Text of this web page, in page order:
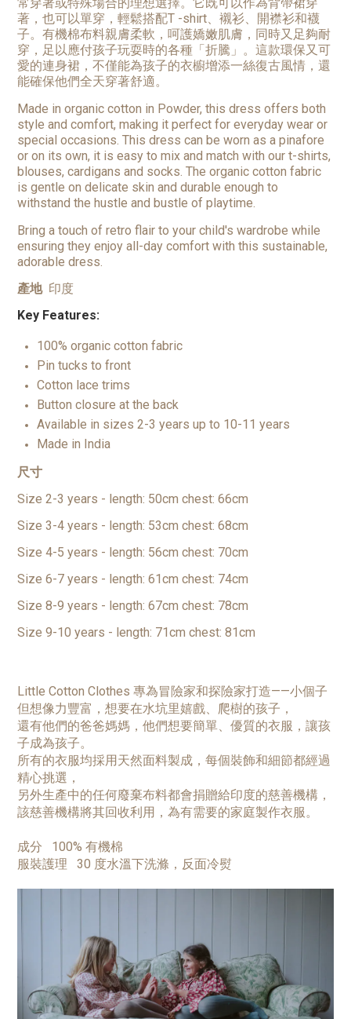
著，也可以單穿，輕鬆搭配T -shirt、襯衫、開襟衫和襪
子。有機棉布料親膚柔軟，呵護嬌嫩肌膚，同時又足夠耐
穿，足以應付孩子玩耍時的各種「折騰」。這款環保又可
愛的連身裙，不僅能為孩子的衣櫥增添一絲復古風情，還
能確保他們全天穿著舒適。
Made in organic cotton in Powder, this dress offers both
style and comfort, making it perfect for everyday wear or
special occasions. This dress can be worn as a pinafore
or on its own, it is easy to mix and match with our t-shirts,
blouses, cardigans and socks. The organic cotton fabric
is gentle on delicate skin and durable enough to
withstand the hustle and bustle of playtime.
Bring a touch of retro flair to your child's wardrobe while
ensuring they enjoy all-day comfort with this sustainable,
adorable dress.
產地印度
Key Features:
100% organic cotton fabric
Pin tucks to front
Cotton lace trims
Button closure at the back
Available in sizes 2-3 years up to 10-11 years
Made in India
尺寸
Size 2-3 years - length: 50cm chest: 66cm
Size 3-4 years - length: 53cm chest: 68cm
Size 4-5 years - length: 56cm chest: 70cm
Size 6-7 years - length: 61cm chest: 74cm
Size 8-9 years - length: 67cm chest: 78cm
Size 9-10 years - length: 71cm chest: 81cm
Little Cotton Clothes 專為冒險家和探險家打造——小個子
但想像力豐富，想要在水坑里嬉戲、爬樹的孩子，
還有他們的爸爸媽媽，他們想要簡單、優質的衣服，讓孩
子成為孩子。
所有的衣服均採用天然面料製成，每個裝飾和細節都經過
精心挑選，
另外生產中的任何廢棄布料都會捐贈給印度的慈善機構，
該慈善機構將其回收利用，為有需要的家庭製作衣服。
成分 100% 有機棉
服裝護理
30 度水溫下洗滌，反面冷熨